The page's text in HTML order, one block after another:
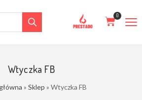
Wtyczka FB
» Sklep » Wtyczka FB